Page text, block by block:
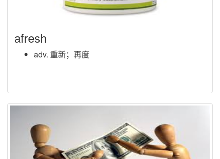
afresh
adv. 重新；再度